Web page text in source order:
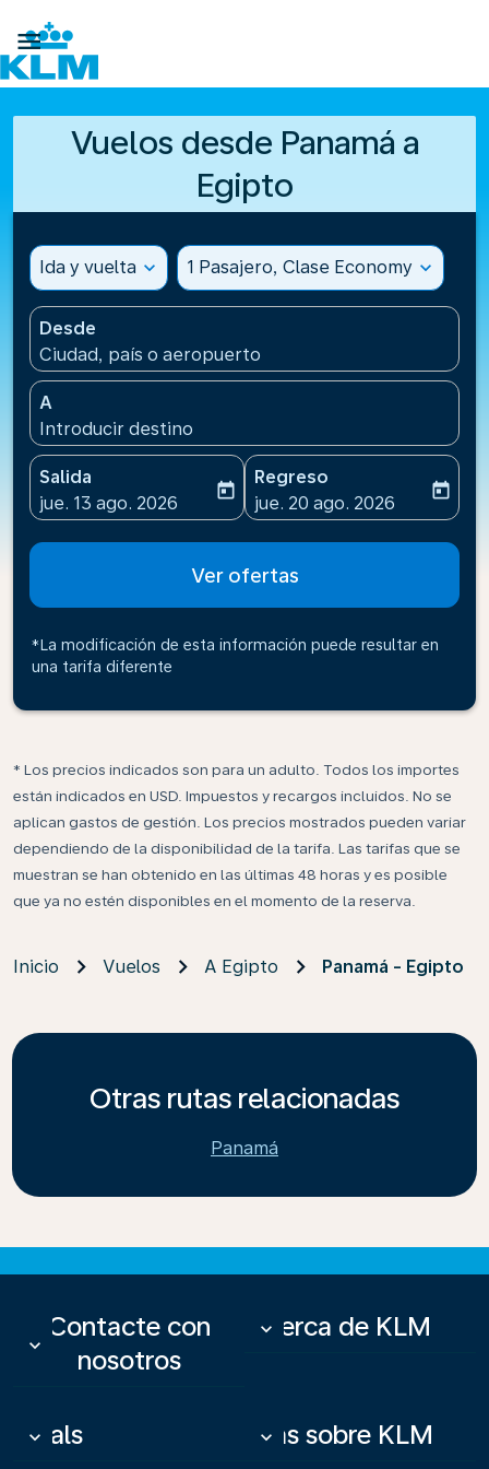

Vuelos desde Panamá a
Egipto
Ida y vuelta expand_more 1 Pasajero, Clase Economy expand_more
Desde
Ciudad, país o aeropuerto
A
Introducir destino
Salida
fc-booking-departure-date-aria-label
jue. 13 ago. 2026
today
Regreso
fc-booking-return-date-
jue. 20 ago. 2026
today
Ver ofertas
*La modificación de esta información puede resultar en
una tarifa diferente
* Los precios indicados son para un adulto. Todos los importes
están indicados en USD. Impuestos y recargos incluidos. No se
aplican gastos de gestión. Los precios mostrados pueden variar
dependiendo de la disponibilidad de la tarifa. Las tarifas que se
muestran se han obtenido en las últimas 48 horas y es posible
que ya no estén disponibles en el momento de la reserva.
Inicio Vuelos A Egipto Panamá - Egipto
Otras rutas relacionadas
Panamá
Contacte con
nosotros
keyboard_arrow_down
Acerca de KLM
keyboard_arrow_down
Deals
keyboard_arrow_down Más sobre KLM
keyboard_arrow_down